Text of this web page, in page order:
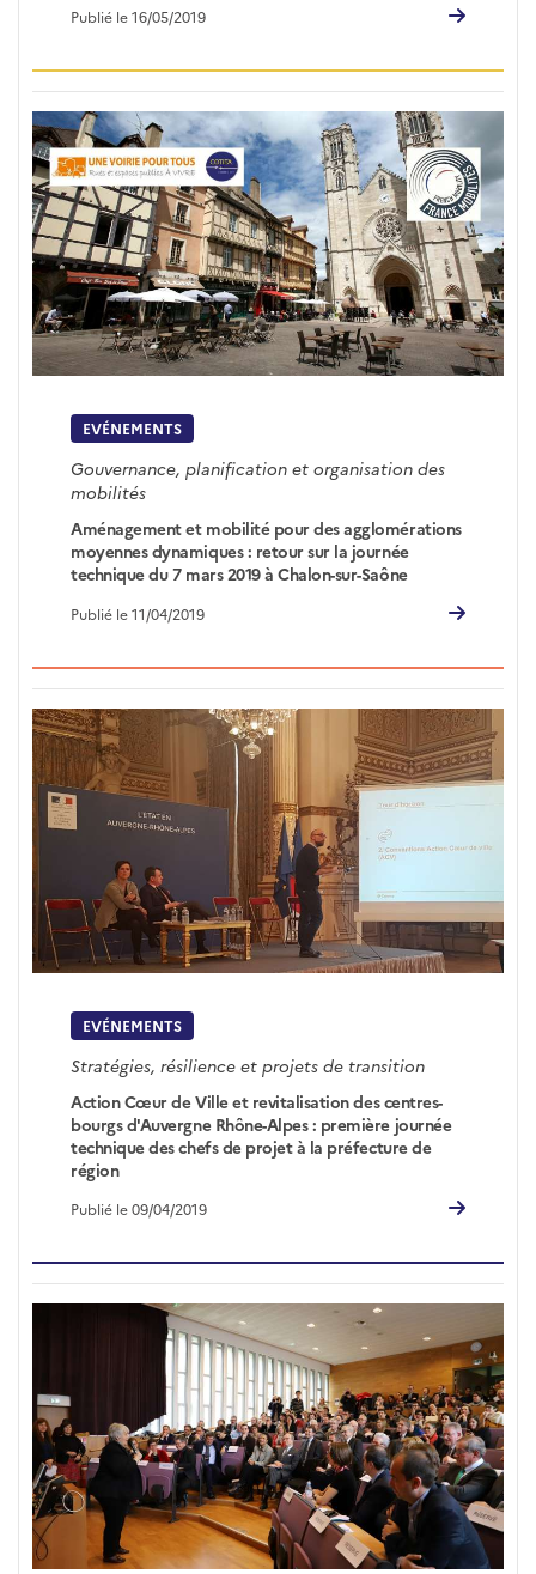
Publié le 16/05/2019
EVÉNEMENTS
Gouvernance, planification et organisation des
mobilités
Aménagement et mobilité pour des agglomérations
moyennes dynamiques : retour sur la journée
technique du 7 mars 2019 à Chalon-sur-Saône
Publié le 11/04/2019
EVÉNEMENTS
Stratégies, résilience et projets de transition
Action Cœur de Ville et revitalisation des centres-
bourgs d'Auvergne Rhône-Alpes : première journée
technique des chefs de projet à la préfecture de
région
Publié le 09/04/2019